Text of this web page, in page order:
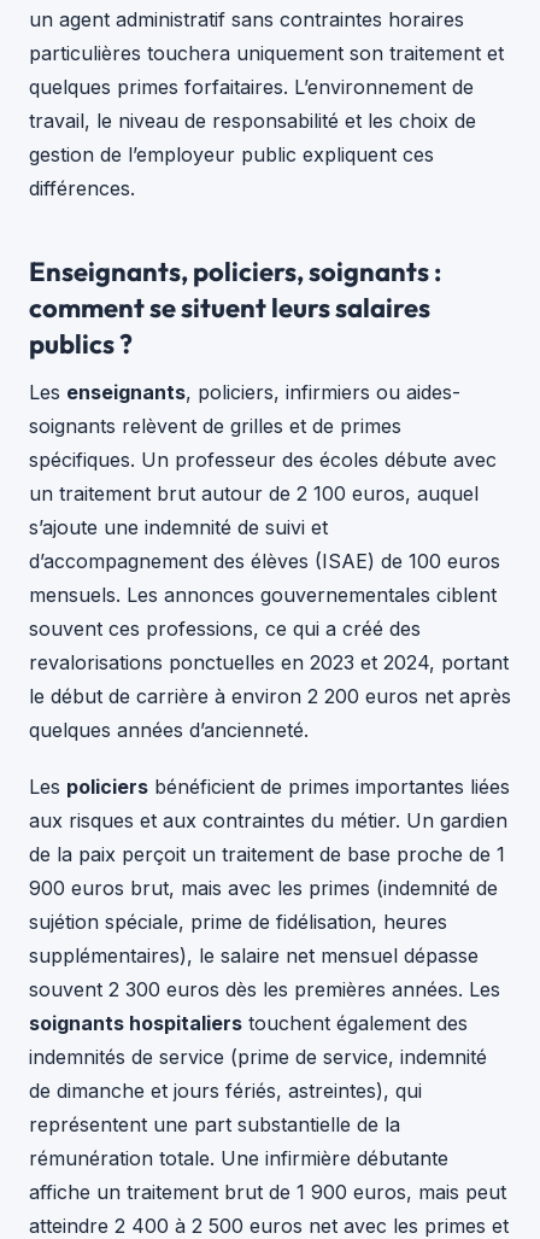
un agent administratif sans contraintes horaires
particulières touchera uniquement son traitement et
quelques primes forfaitaires. L’environnement de
travail, le niveau de responsabilité et les choix de
gestion de l’employeur public expliquent ces
différences.
Enseignants, policiers, soignants :
comment se situent leurs salaires
publics ?
Les enseignants, policiers, infirmiers ou aides-
soignants relèvent de grilles et de primes
spécifiques. Un professeur des écoles débute avec
un traitement brut autour de 2 100 euros, auquel
s’ajoute une indemnité de suivi et
d’accompagnement des élèves (ISAE) de 100 euros
mensuels. Les annonces gouvernementales ciblent
souvent ces professions, ce qui a créé des
revalorisations ponctuelles en 2023 et 2024, portant
le début de carrière à environ 2 200 euros net après
quelques années d’ancienneté.
Les policiers bénéficient de primes importantes liées
aux risques et aux contraintes du métier. Un gardien
de la paix perçoit un traitement de base proche de 1
900 euros brut, mais avec les primes (indemnité de
sujétion spéciale, prime de fidélisation, heures
supplémentaires), le salaire net mensuel dépasse
souvent 2 300 euros dès les premières années. Les
soignants hospitaliers touchent également des
indemnités de service (prime de service, indemnité
de dimanche et jours fériés, astreintes), qui
représentent une part substantielle de la
rémunération totale. Une infirmière débutante
affiche un traitement brut de 1 900 euros, mais peut
atteindre 2 400 à 2 500 euros net avec les primes et